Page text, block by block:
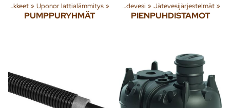
Lattialämmitysputket ja tarvikkeet‪» Uponor lattialämmitys‪»
PUMPPURYHMÄT
ja tuotteita‪» Rakenna‪» Jäte- ja sadevesi ‪» Jätevesijärjestelmät‪»
PIENPUHDISTAMOT